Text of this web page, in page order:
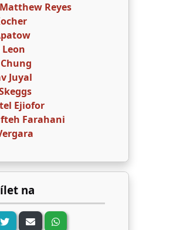
Reyes
Leon
Juyal
Ejiofor
Farahani
na